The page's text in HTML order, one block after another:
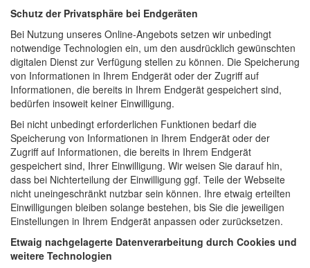
Schutz der Privatsphäre bei Endgeräten
Bei Nutzung unseres Online-Angebots setzen wir unbedingt
notwendige Technologien ein, um den ausdrücklich gewünschten
digitalen Dienst zur Verfügung stellen zu können. Die Speicherung
von Informationen in Ihrem Endgerät oder der Zugriff auf
Informationen, die bereits in Ihrem Endgerät gespeichert sind,
bedürfen insoweit keiner Einwilligung.
Bei nicht unbedingt erforderlichen Funktionen bedarf die
Speicherung von Informationen in Ihrem Endgerät oder der
Zugriff auf Informationen, die bereits in Ihrem Endgerät
gespeichert sind, Ihrer Einwilligung. Wir weisen Sie darauf hin,
dass bei Nichterteilung der Einwilligung ggf. Teile der Webseite
nicht uneingeschränkt nutzbar sein können. Ihre etwaig erteilten
Einwilligungen bleiben solange bestehen, bis Sie die jeweiligen
Einstellungen in Ihrem Endgerät anpassen oder zurücksetzen.
Etwaig nachgelagerte Datenverarbeitung durch Cookies und
weitere Technologien